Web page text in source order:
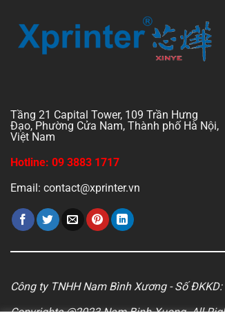
Tầng 21 Capital Tower, 109 Trần Hưng
Đạo, Phường Cửa Nam, Thành phố Hà Nội,
Việt Nam
Hotline: 09 3883 1717
Email: contact@xprinter.vn
Công ty TNHH Nam Bình Xương - Số